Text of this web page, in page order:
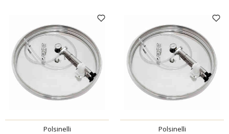
Polsinelli Polsinelli